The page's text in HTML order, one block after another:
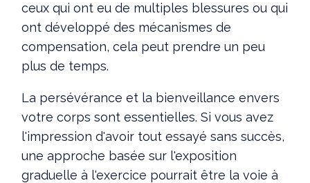
ceux qui ont eu de multiples blessures ou qui
ont développé des mécanismes de
compensation, cela peut prendre un peu
plus de temps.
La persévérance et la bienveillance envers
votre corps sont essentielles. Si vous avez
l'impression d'avoir tout essayé sans succès,
une approche basée sur l'exposition
graduelle à l'exercice pourrait être la voie à